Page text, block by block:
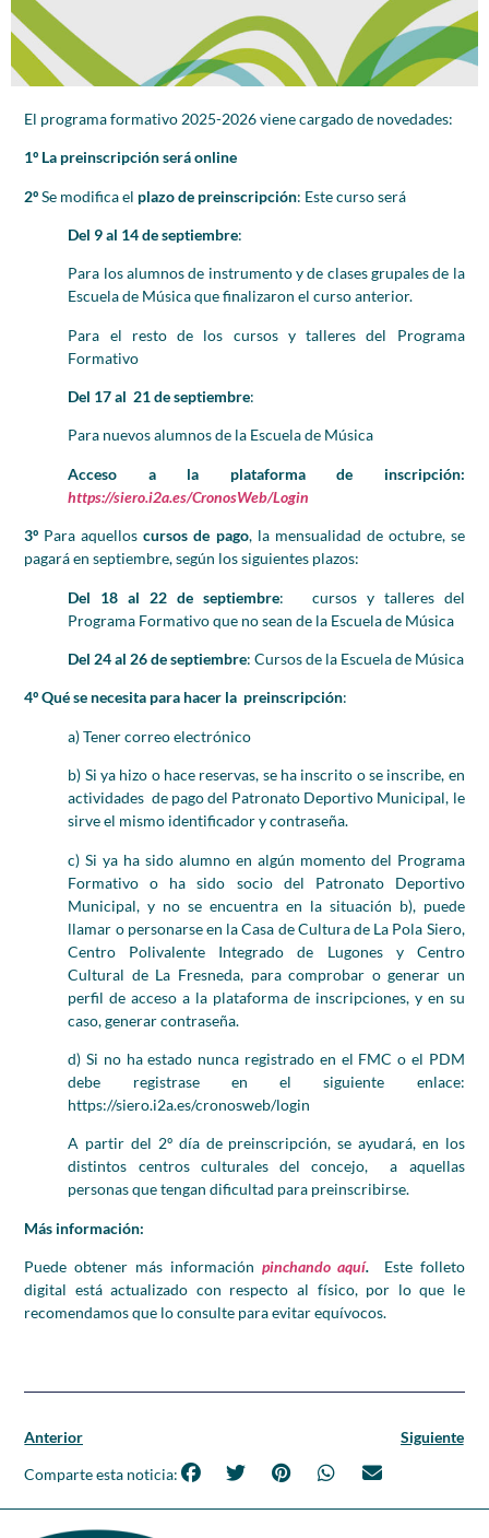
El programa formativo 2025-2026 viene cargado de novedades:
1º La preinscripción será online
2ºSe modifica el plazo de preinscripción: Este curso será
Del 9 al 14de septiembre:
Para los alumnos de instrumento y de clases grupales de la
Escuela de Música que finalizaron el curso anterior.
Para el resto de los cursos y talleres del Programa
Formativo
Del 17 al 21de septiembre:
Para nuevos alumnos de la Escuela de Música
Acceso a la plataforma de inscripción:
https://siero.i2a.es/CronosWeb/Login
3º Para aquelloscursos de pago, la mensualidad de octubre, se
pagará en septiembre, según los siguientes plazos:
Del 18 al 22 de septiembre: cursos y talleres del
Programa Formativo que no sean de la Escuela de Música
Del 24 al 26de septiembre: Cursos de la Escuela de Música
4º Qué se necesita para hacer la preinscripción:
a) Tener correo electrónico
b) Si ya hizo o hace reservas, se ha inscrito o se inscribe, en
actividades de pago del Patronato Deportivo Municipal, le
sirve el mismo identificador y contraseña.
c) Si ya ha sido alumno en algún momento del Programa
Formativo o ha sido socio del Patronato Deportivo
Municipal, y no se encuentra en la situación b), puede
llamar o personarse en la Casa de Cultura de La Pola Siero,
Centro Polivalente Integrado de Lugones y Centro
Cultural de La Fresneda, para comprobar o generar un
perfil de acceso a la plataforma de inscripciones, y en su
caso, generar contraseña.
d) Si no ha estado nunca registrado en el FMC o el PDM
debe registrase en el siguiente enlace:
https://siero.i2a.es/cronosweb/login
A partir del 2º día de preinscripción, se ayudará, en los
distintos centros culturales del concejo, a aquellas
personas que tengan dificultad para preinscribirse.
Más información:
Puede obtener más información pinchando aquí. Este folleto
digital está actualizado con respecto al físico, por lo que le
recomendamos que lo consulte para evitar equívocos.
Anterior Siguiente
Comparte esta noticia: